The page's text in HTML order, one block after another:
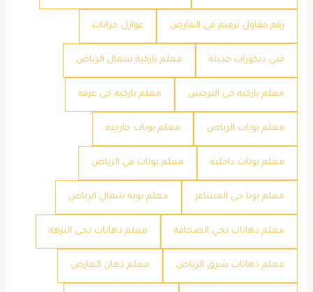
رقم مقاول ترميم في العارض عوازل خزانات
فني ديكورات حديثه معلم باركية شمال الرياض
معلم باركيه حي النرجس معلم باركيه حي عرقه
معلم بويات الرياض معلم بويات خارجيه
معلم بويات داخليه معلم بويات في الرياض
معلم بويا حي المشاعر معلم بويه شمال الرياض
معلم دهانات بحي الصحافه معلم دهانات بحي النزهه
معلم دهانات شرق الرياض معلم دهان العارض